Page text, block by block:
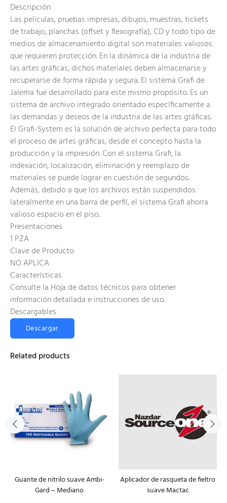
Descripción
Las películas, pruebas impresas, dibujos, muestras, tickets
de trabajo, planchas (offset y flexografía), CD y todo tipo de
medios de almacenamiento digital son materiales valiosos
que requieren protección. En la dinámica de la industria de
las artes gráficas, dichos materiales deben almacenarse y
recuperarse de forma rápida y segura. El sistema Grafi de
Jalema fue desarrollado para este mismo propósito. Es un
sistema de archivo integrado orientado específicamente a
las demandas y deseos de la industria de las artes gráficas.
El Grafi-System es la solución de archivo perfecta para todo
el proceso de artes gráficas, desde el concepto hasta la
producción y la impresión. Con el sistema Grafi, la
indexación, localización, eliminación y reemplazo de
materiales se puede lograr en cuestión de segundos.
Además, debido a que los archivos están suspendidos
lateralmente en una barra de perfil, el sistema Grafi ahorra
valioso espacio en el piso.
Presentaciones
1 PZA
Clave de Producto
NO APLICA
Características
Consulte la Hoja de datos técnicos para obtener
información detallada e instrucciones de uso.
Descargables
Descargar
Related products
Guante de nitrilo suave Ambi-
Gard – Mediano
Aplicador de rasqueta de fieltro
suave Mactac